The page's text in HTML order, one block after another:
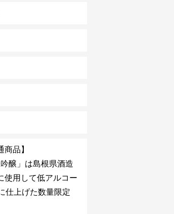
商品】
吟醸」は島根県酒造
使用して低アルコー
仕上げた数量限定